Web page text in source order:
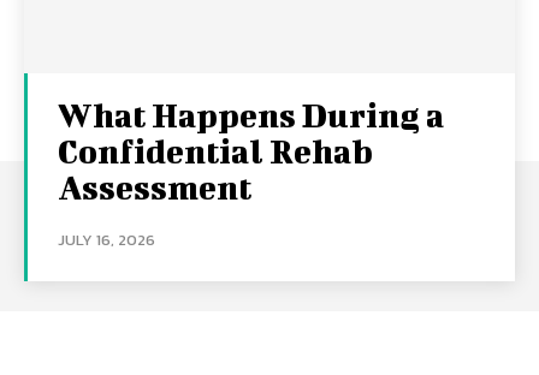
What Happens During a
Confidential Rehab
Assessment
JULY 16, 2026